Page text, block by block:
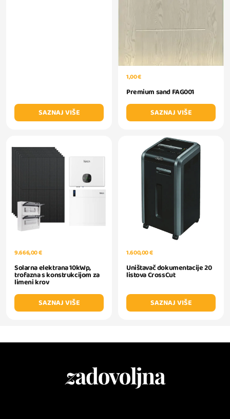
SAZNAJ VIŠE
1,00 €
Premium sand FAG001
SAZNAJ VIŠE
9.666,00 €
Solarna elektrana 10kWp,
trofazna s konstrukcijom za
limeni krov
SAZNAJ VIŠE
1.600,00 €
Uništavač dokumentacije 20
listova CrossCut
SAZNAJ VIŠE